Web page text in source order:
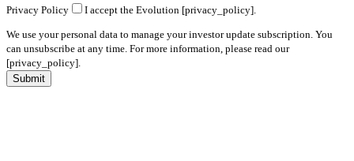
Privacy Policy
I accept the Evolution [privacy_policy].
We use your personal data to manage your investor update subscription. You
can unsubscribe at any time. For more information, please read our
[privacy_policy].
Submit